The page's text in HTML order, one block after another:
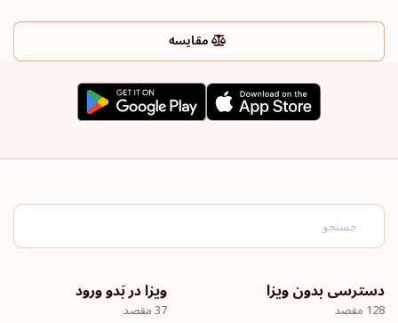
مقایسه
دسترسی بدون ویزا
128 مقصد
ویزا در بَدو ورود
37 مقصد